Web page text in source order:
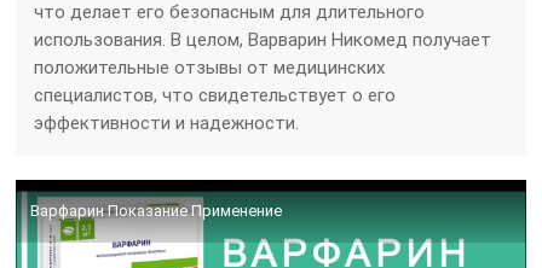
что делает его безопасным для длительного
использования. В целом, Варварин Никомед получает
положительные отзывы от медицинских
специалистов, что свидетельствует о его
эффективности и надежности.
Варфарин Показание Применение